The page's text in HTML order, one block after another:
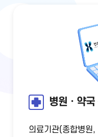
병원ㆍ약국
의료기관(종합병